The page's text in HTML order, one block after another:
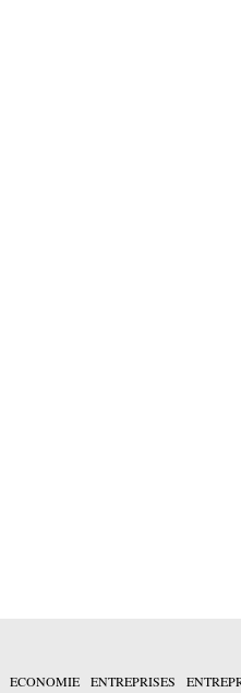
ECONOMIE ENTREPRISES